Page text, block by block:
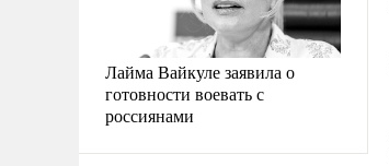
Лайма Вайкуле заявила о
готовности воевать с
россиянами